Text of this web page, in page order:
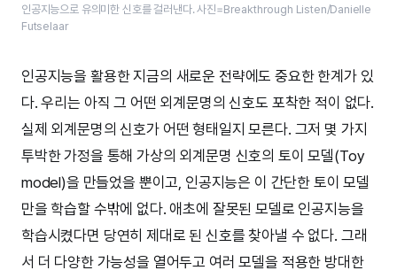
인공지능으로 유의미한 신호를 걸러낸다. 사진=Breakthrough Listen/Danielle
Futselaar
인공지능을 활용한 지금의 새로운 전략에도 중요한 한계가 있
다. 우리는 아직 그 어떤 외계문명의 신호도 포착한 적이 없다.
실제 외계문명의 신호가 어떤 형태일지 모른다. 그저 몇 가지
투박한 가정을 통해 가상의 외계문명 신호의 토이 모델(Toy
model)을 만들었을 뿐이고, 인공지능은 이 간단한 토이 모델
만을 학습할 수밖에 없다. 애초에 잘못된 모델로 인공지능을
학습시켰다면 당연히 제대로 된 신호를 찾아낼 수 없다. 그래
서 더 다양한 가능성을 열어두고 여러 모델을 적용한 방대한